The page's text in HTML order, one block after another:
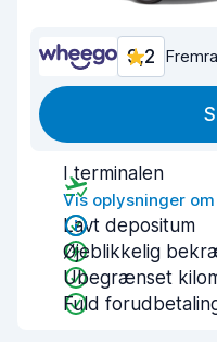
9,2
I terminalen
Vis oplysninger
Lavt depositum
Øjeblikkelig
Ubegrænset
Fuld